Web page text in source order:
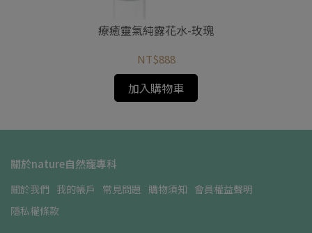
療癒靈氣純露花水-玫瑰
NT$888
加入購物車
關於nature自然寵專科
關於我們 我的帳戶 常見問題 購物須知 會員權益聲明
隱私權條款